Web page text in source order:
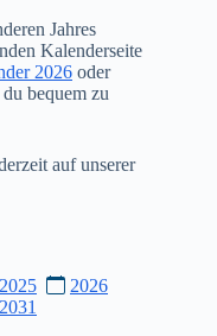
Jahres
Kalenderseite
2026 oder
bequem zu
auf unserer
2025
2026
2031